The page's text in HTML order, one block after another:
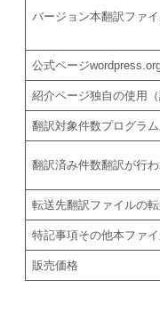
バージョン本翻訳ファ
公式ページ
紹介ページ独自の使用
翻訳対象件数プログラ
翻訳済み件数翻訳が行
転送先翻訳ファイルの
特記事項その他本ファ
販売価格